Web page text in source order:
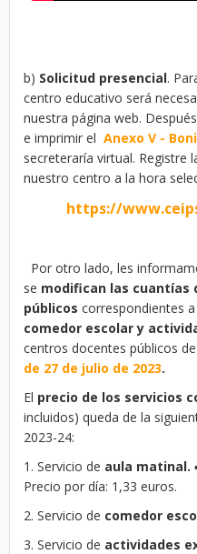
b) Solicitud presencial.
centro educativo será
nuestra página web.
e imprimir el Anexo V -
secreteraría virtual. Registre
nuestro centro a la hora
https://
Por otro lado, les
se modifican las cuantías
públicos correspondientes
comedor escolar y
centros docentes públicos
de 27 de julio de 2023.
El precio de los servicios
incluidos) queda de la
2023-24:
1. Servicio de aula matinal.
Precio por día: 1,33 euros.
2. Servicio de comedor
3. Servicio de actividades